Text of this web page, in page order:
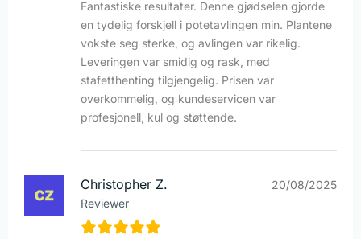
Fantastiske resultater. Denne gjødselen gjorde
en tydelig forskjell i potetavlingen min. Plantene
vokste seg sterke, og avlingen var rikelig.
Leveringen var smidig og rask, med
stafetthenting tilgjengelig. Prisen var
overkommelig, og kundeservicen var
profesjonell, kul og støttende.
Christopher Z.
Reviewer
20/08/2025